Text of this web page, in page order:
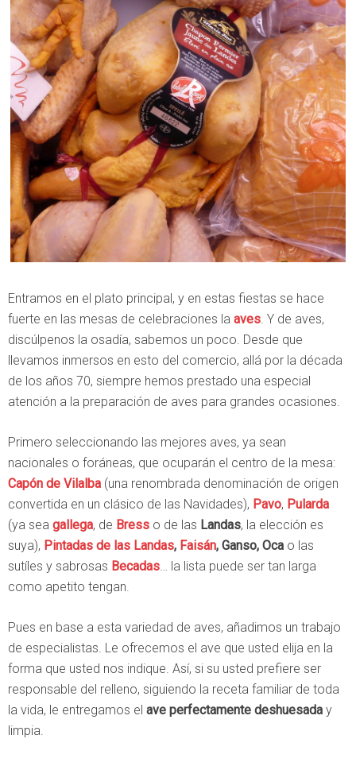
Entramos en el plato principal, y en estas fiestas se hace
fuerte en las mesas de celebraciones la aves. Y de aves,
discúlpenos la osadía, sabemos un poco. Desde que
llevamos inmersos en esto del comercio, allá por la década
de los años 70, siempre hemos prestado una especial
atención a la preparación de aves para grandes ocasiones.
Primero seleccionando las mejores aves, ya sean
nacionales o foráneas, que ocuparán el centro de la mesa:
Capón de Vilalba (una renombrada denominación de origen
convertida en un clásico de las Navidades), Pavo, Pularda
(ya sea gallega, de Bress o de las Landas, la elección es
suya), Pintadas de las Landas, Faisán, Ganso, Oca o las
sutíles y sabrosas Becadas… la lista puede ser tan larga
como apetito tengan.
Pues en base a esta variedad de aves, añadimos un trabajo
de especialistas. Le ofrecemos el ave que usted elija en la
forma que usted nos indique. Así, si su usted prefiere ser
responsable del relleno, siguiendo la receta familiar de toda
la vida, le entregamos el ave perfectamente deshuesada y
limpia.